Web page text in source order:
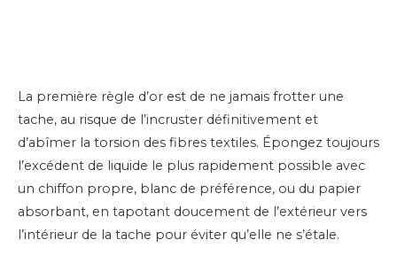
La première règle d’or est de ne jamais frotter une
tache, au risque de l’incruster définitivement et
d’abîmer la torsion des fibres textiles. Épongez toujours
l’excédent de liquide le plus rapidement possible avec
un chiffon propre, blanc de préférence, ou du papier
absorbant, en tapotant doucement de l’extérieur vers
l’intérieur de la tache pour éviter qu’elle ne s’étale.